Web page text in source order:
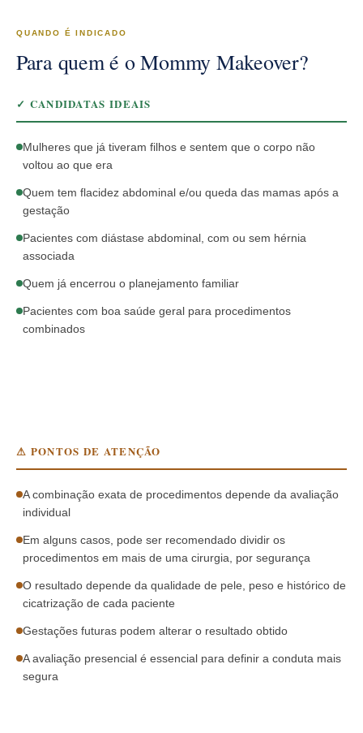
QUANDO É INDICADO
Para quem é o Mommy Makeover?
✓ CANDIDATAS IDEAIS
Mulheres que já tiveram filhos e sentem que o corpo não
voltou ao que era
Quem tem flacidez abdominal e/ou queda das mamas após a
gestação
Pacientes com diástase abdominal, com ou sem hérnia
associada
Quem já encerrou o planejamento familiar
Pacientes com boa saúde geral para procedimentos
combinados
⚠ PONTOS DE ATENÇÃO
A combinação exata de procedimentos depende da avaliação
individual
Em alguns casos, pode ser recomendado dividir os
procedimentos em mais de uma cirurgia, por segurança
O resultado depende da qualidade de pele, peso e histórico de
cicatrização de cada paciente
Gestações futuras podem alterar o resultado obtido
A avaliação presencial é essencial para definir a conduta mais
segura